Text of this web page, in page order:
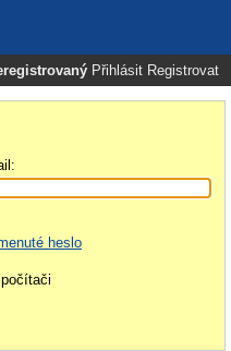
Přihlásit Registrovat
heslo